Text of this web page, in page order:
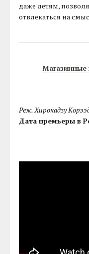
даже детям,
отвлекаться на
Реж. Хирокадзу
Дата премьеры в